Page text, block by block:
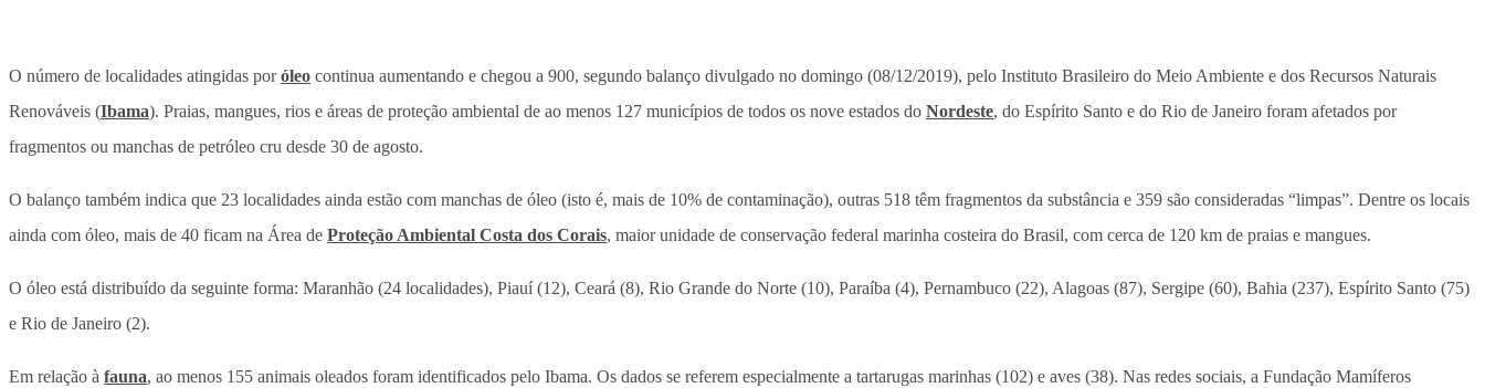
O número de localidades atingidas poróleo continua aumentando e chegou a 900, segundo balanço divulgado no domingo (08/12/2019), pelo Instituto Brasileiro do Meio Ambiente e dos Recursos Naturais
Renováveis (Ibama). Praias, mangues, rios e áreas de proteção ambiental de ao menos 127 municípios de todos os nove estados do Nordeste, do Espírito Santo e do Rio de Janeiro foram afetados por
fragmentos ou manchas de petróleo cru desde 30 de agosto.
O balanço também indica que 23 localidades ainda estão com manchas de óleo (isto é, mais de 10% de contaminação), outras 518 têm fragmentos da substância e 359 são consideradas “limpas”. Dentre os locais
ainda com óleo, mais de 40 ficam na Área de Proteção Ambiental Costa dos Corais, maior unidade de conservação federal marinha costeira do Brasil, com cerca de 120 km de praias e mangues.
O óleo está distribuído da seguinte forma: Maranhão (24 localidades), Piauí (12), Ceará (8), Rio Grande do Norte (10), Paraíba (4), Pernambuco (22), Alagoas (87), Sergipe (60), Bahia (237), Espírito Santo (75)
e Rio de Janeiro (2).
Em relação à fauna, ao menos 155 animais oleados foram identificados pelo Ibama. Os dados se referem especialmente a tartarugas marinhas (102) e aves (38). Nas redes sociais, a Fundação Mamíferos